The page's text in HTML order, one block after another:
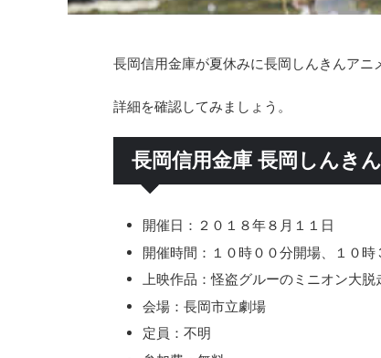
長岡信用金庫が夏休みに長岡しんきんアニ
詳細を確認してみましょう。
長岡信用金庫 長岡しんき
開催日：２０１８年８月１１日
開催時間：１０時００分開場、１０
上映作品：怪盗グルーのミニオン大脱
会場：長岡市立劇場
定員：不明